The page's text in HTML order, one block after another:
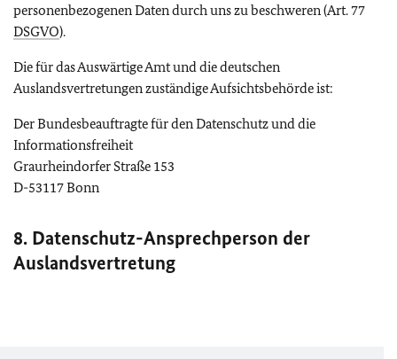
personenbezogenen Daten durch uns zu beschweren (Art. 77
DSGVO).
Die für das Auswärtige Amt und die deutschen
Auslandsvertretungen zuständige Aufsichtsbehörde ist:
Der Bundesbeauftragte für den Datenschutz und die
Informationsfreiheit
Graurheindorfer Straße 153
D-53117 Bonn
8. Datenschutz-Ansprechperson der
Auslandsvertretung